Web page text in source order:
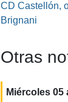
CD Castellón,
Brignani
Otras
Miércoles 05